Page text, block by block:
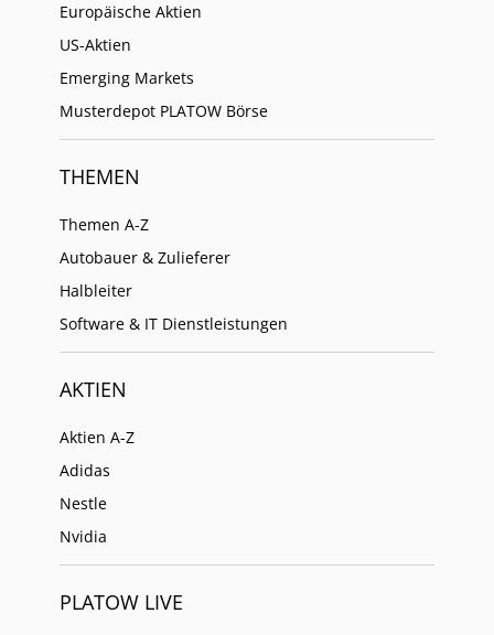
Europäische Aktien
US-Aktien
Emerging Markets
Musterdepot PLATOW Börse
THEMEN
Themen A-Z
Autobauer & Zulieferer
Halbleiter
Software & IT Dienstleistungen
AKTIEN
Aktien A-Z
Adidas
Nestle
Nvidia
PLATOW LIVE